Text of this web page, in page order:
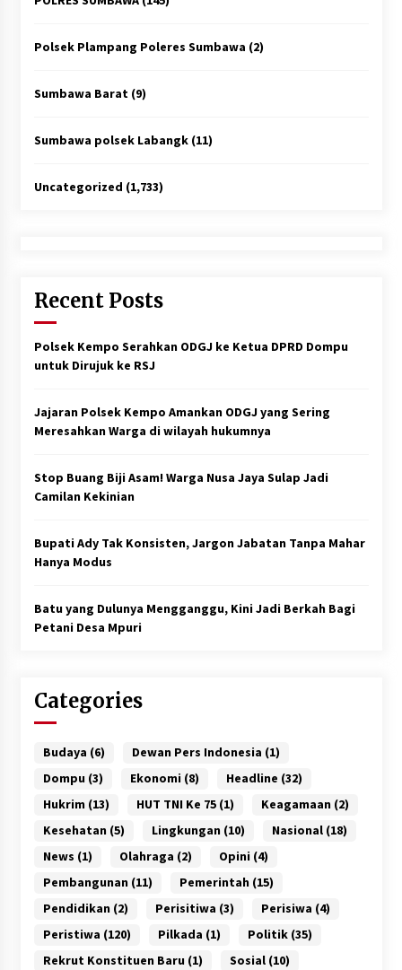
Polsek Plampang Poleres Sumbawa (2)
Sumbawa Barat(9)
Sumbawa polsek Labangk(11)
Uncategorized (1,733)
Recent Posts
Polsek Kempo Serahkan ODGJ ke Ketua DPRD Dompu
untuk Dirujuk ke RSJ
Jajaran Polsek Kempo Amankan ODGJ yang Sering
Meresahkan Warga di wilayah hukumnya
Stop Buang Biji Asam! Warga Nusa Jaya Sulap Jadi
Camilan Kekinian
Bupati Ady Tak Konsisten, Jargon Jabatan Tanpa Mahar
Hanya Modus
Batu yang Dulunya Mengganggu, Kini Jadi Berkah Bagi
Petani Desa Mpuri
Categories
Budaya (6) Dewan Pers Indonesia (1)
Dompu (3) Ekonomi (8) Headline (32)
Hukrim (13) HUT TNI Ke 75(1) Keagamaan (2)
Kesehatan (5) Lingkungan (10) Nasional(18)
News (1) Olahraga (2) Opini (4)
Pembangunan (11) Pemerintah (15)
Pendidikan (2) Perisitiwa (3) Perisiwa (4)
Peristiwa (120) Pilkada (1) Politik(35)
Rekrut Konstituen Baru (1) Sosial(10)